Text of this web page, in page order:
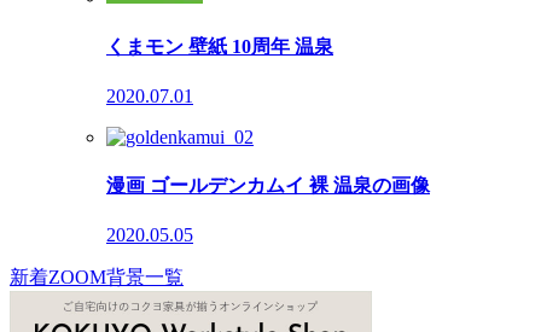
くまモン 壁紙 10周年 温泉
2020.07.01
漫画 ゴールデンカムイ 裸 温泉の画像
2020.05.05
新着ZOOM背景一覧